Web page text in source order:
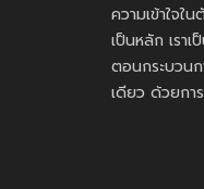
ความเข้าใจใ
เป็นหลัก เราเ
ตอนกระบวนก
เดียว ด้วยการ